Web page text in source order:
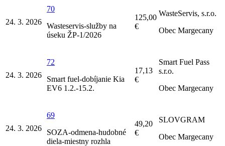
24. 3. 2026
70
Wasteservis-služby na
úseku ŽP-1/2026
125,00
€
WasteServis, s.r.o.
Obec Margecany
24. 3. 2026
72
Smart fuel-dobíjanie Kia
EV6 1.2.-15.2.
17,13
€
Smart Fuel Pass
s.r.o.
Obec Margecany
24. 3. 2026
69
SOZA-odmena-hudobné
diela-miestny rozhla
49,20
€
SLOVGRAM
Obec Margecany